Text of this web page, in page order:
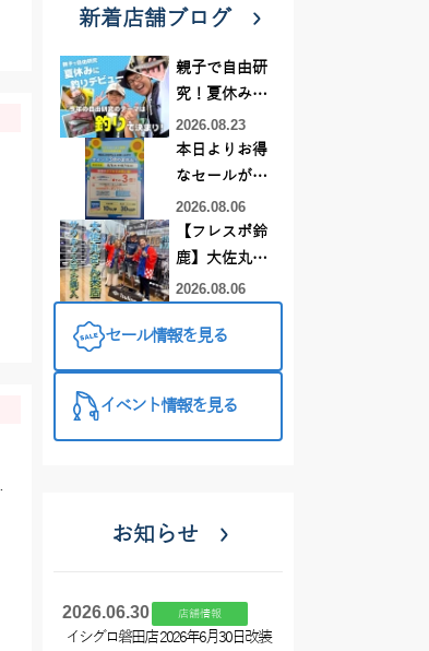
新着店舗ブログ
親子で自由研
究！夏休みに
釣りデビュー
2026.08.23
本日よりお得
なセールがス
タート!!
2026.08.06
【フレスポ鈴
鹿】大佐丸様
来店☆サワラ
グ竿ツリノ購
2026.08.06
セール情報を見る
イベント情報を見る
お知らせ
2026.06.30 店舗情報
イシグロ磐田店 2026年6月30日改装